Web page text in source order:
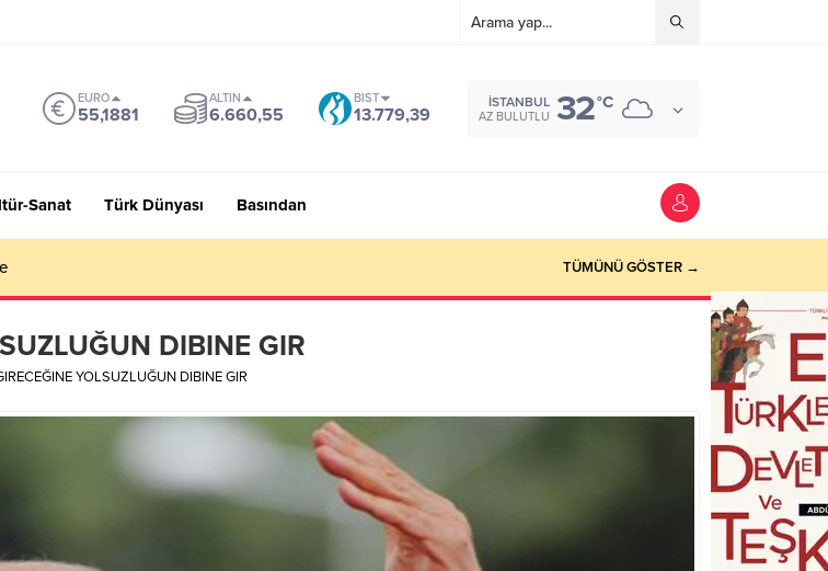
EURO
55,1881
ALTIN
6.660,55
BIST
13.779,39
İSTANBUL
AZ BULUTLU 32°C
Sanat Türk Dünyası Basından
TÜMÜNÜ GÖSTER →
DIBINE GIR
YOLSUZLUĞUN DIBINE GIR